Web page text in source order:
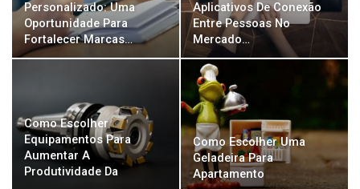
Personalizado: Uma
Oportunidade Para
Fortalecer Marcas…
Aplicativos De Conexão
Entre Pessoas No
Mercado…
Como Escolher
Equipamentos Para
Aumentar A
Produtividade Da
Como Escolher Uma
Geladeira Para
Apartamento